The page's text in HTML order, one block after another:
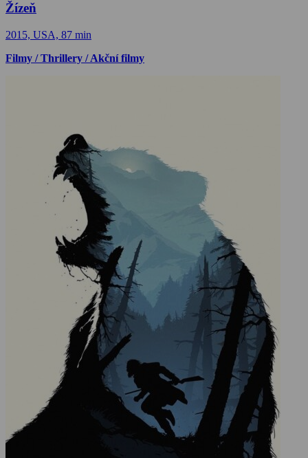
Žízeň
2015, USA, 87 min
Filmy / Thrillery / Akční filmy